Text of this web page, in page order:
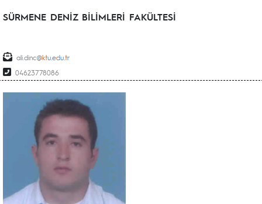
SÜRMENE DENİZ BİLİMLERİ FAKÜLTESİ
ali.dinc
04623778086